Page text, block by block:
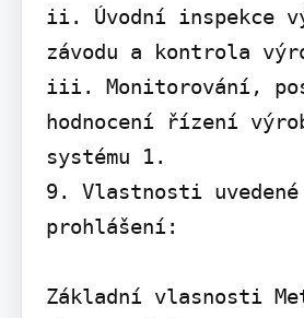
ii. Úvodní inspekce
závodu a kontrola
iii. Monitorování,
hodnocení řízení
systému 1.
9. Vlastnosti
prohlášení:
Základní vlasnosti